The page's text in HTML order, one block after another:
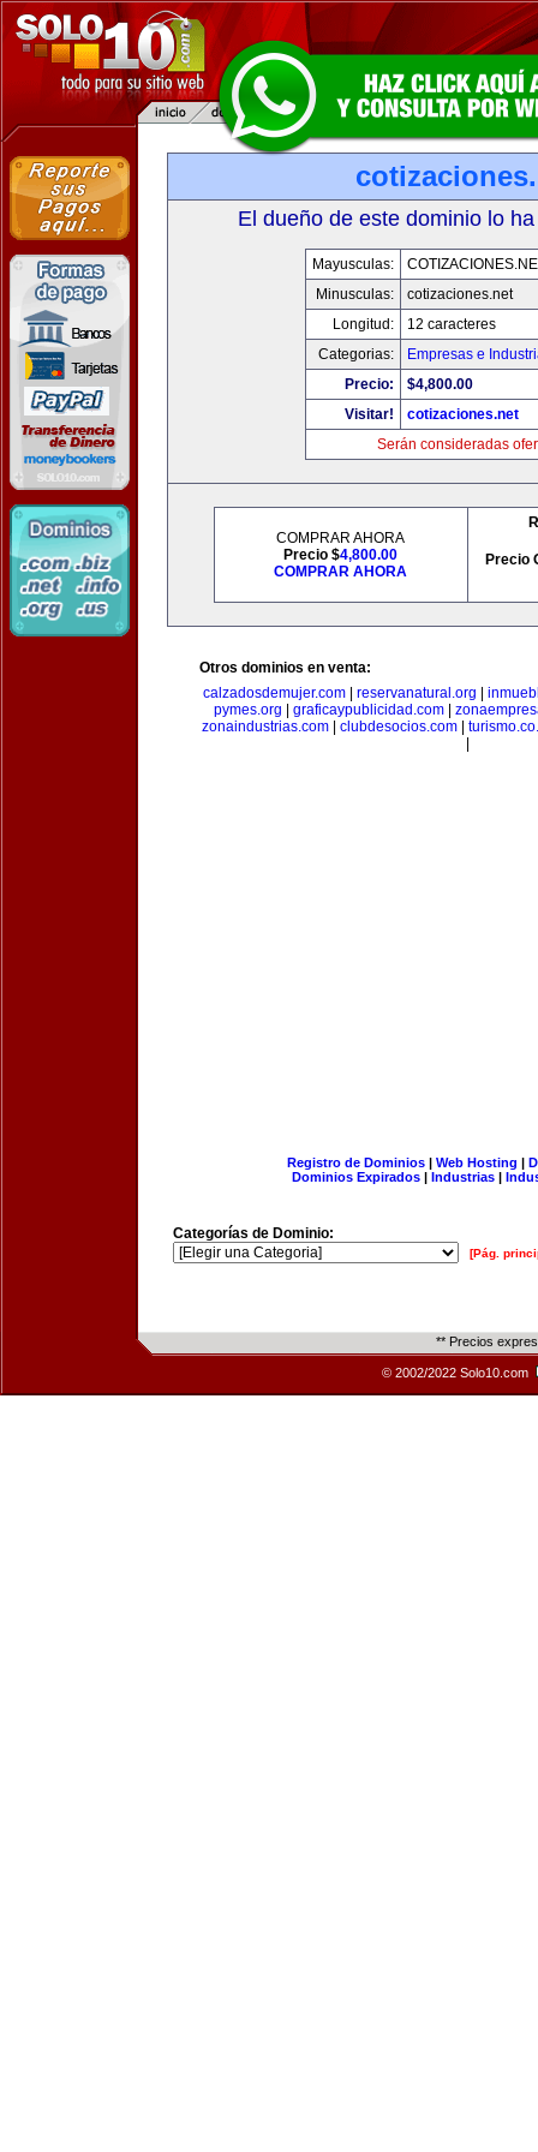
El dueño de este dominio lo
Mayusculas:
Minusculas:
cotizaciones.net
Longitud:
12 caracteres
Categorias:
Empresas e
Precio:
$4,800.00
Visitar!
cotizaciones.net
Serán consideradas
COMPRAR AHORA
Precio $4,800.00
COMPRAR AHORA
Precio
Otros dominios en venta:
calzadosdemujer.com
reservanatural.org
pymes.org
graficaypublicidad.com
zonaindustrias.com| clubdesocios.com|
Registro de Dominios| Web Hosting |
Dominios Expirados | Industrias |
Categorías de Dominio:
[Pág.
** Precios
© 2002/2022 Solo10.com